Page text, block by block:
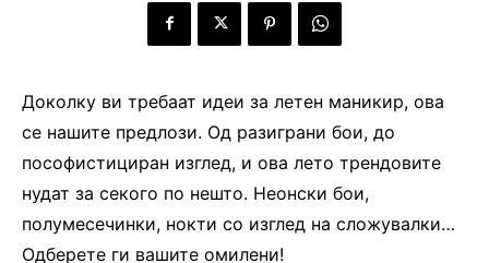
Доколку ви требаат идеи за летен маникир, ова
се нашите предлози. Од разиграни бои, до
пософистициран изглед, и ова лето трендовите
нудат за секого по нешто. Неонски бои,
полумесечинки, нокти со изглед на сложувалки…
Одберете ги вашите омилени!